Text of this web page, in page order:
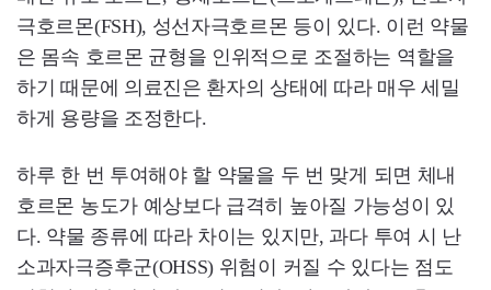
극호르몬(FSH), 성선자극호르몬 등이 있다. 이런 약물
은 몸속 호르몬 균형을 인위적으로 조절하는 역할을
하기 때문에 의료진은 환자의 상태에 따라 매우 세밀
하게 용량을 조정한다.
하루 한 번 투여해야 할 약물을 두 번 맞게 되면 체내
호르몬 농도가 예상보다 급격히 높아질 가능성이 있
다. 약물 종류에 따라 차이는 있지만, 과다 투여 시 난
소과자극증후군(OHSS) 위험이 커질 수 있다는 점도